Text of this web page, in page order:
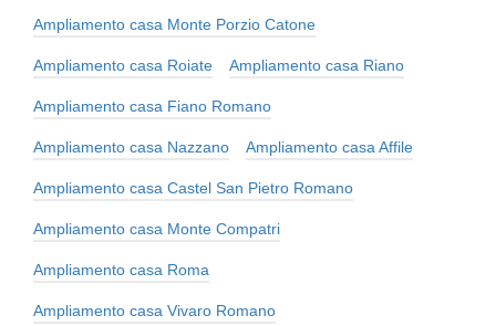
Ampliamento casa Monte Porzio Catone
Ampliamento casa Roiate Ampliamento casa Riano
Ampliamento casa Fiano Romano
Ampliamento casa Nazzano Ampliamento casa Affile
Ampliamento casa Castel San Pietro Romano
Ampliamento casa Monte Compatri
Ampliamento casa Roma
Ampliamento casa Vivaro Romano